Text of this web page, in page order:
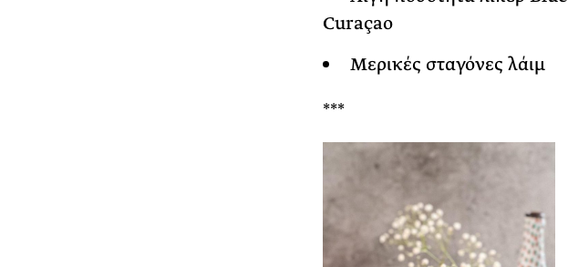
Curaçao
Μερικές σταγόνες λάιμ
***